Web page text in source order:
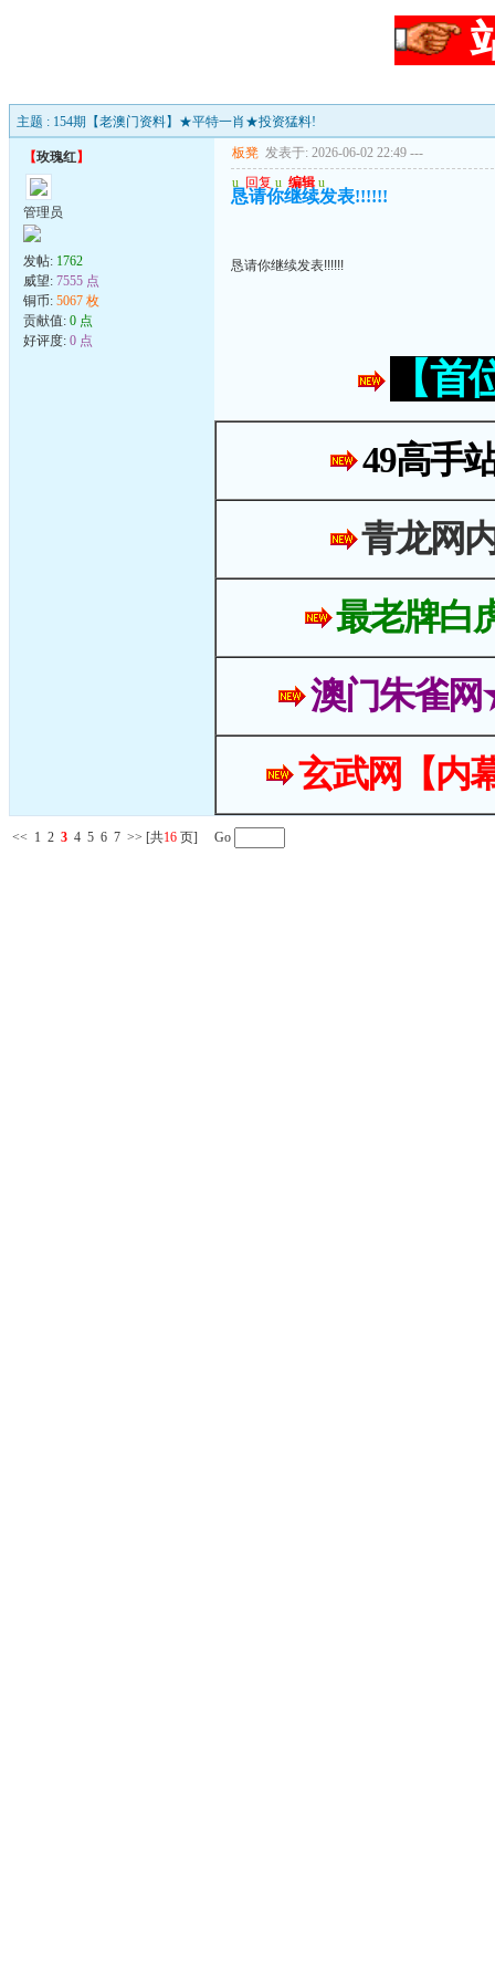
主题 : 154期【老澳门资料】★平特一肖★投资猛料!
【玫瑰红】
管理员
发帖: 1762
威望: 7555 点
铜币: 5067 枚
贡献值: 0 点
好评度: 0 点
板凳 发表于: 2026-06-02 22:49 ---
u 回复 u 编辑 u
恳请你继续发表!!!!!!
恳请你继续发表!!!!!!
【
49高手
青龙网
最老牌白
澳门朱雀
玄武网【内
<< 1 2 3 4 5 6 7 >> [共16 页] Go